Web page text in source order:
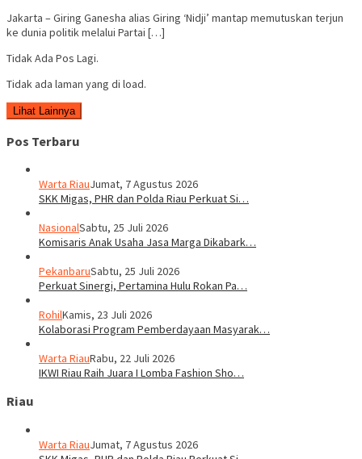
Jakarta – Giring Ganesha alias Giring ‘Nidji’ mantap memutuskan terjun
ke dunia politik melalui Partai […]
Tidak Ada Pos Lagi.
Tidak ada laman yang di load.
Lihat Lainnya
Pos Terbaru
Warta RiauJumat, 7 Agustus 2026
SKK Migas, PHR dan Polda Riau Perkuat Si…
NasionalSabtu, 25 Juli 2026
Komisaris Anak Usaha Jasa Marga Dikabark…
PekanbaruSabtu, 25 Juli 2026
Perkuat Sinergi, Pertamina Hulu Rokan Pa…
RohilKamis, 23 Juli 2026
Kolaborasi Program Pemberdayaan Masyarak…
Warta RiauRabu, 22 Juli 2026
IKWI Riau Raih Juara I Lomba Fashion Sho…
Riau
Warta RiauJumat, 7 Agustus 2026